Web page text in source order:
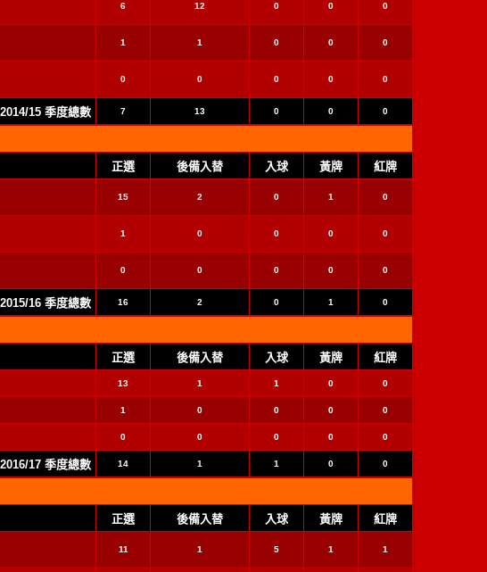
6 12 0 0 0
1 1 0 0 0
0 0 0 0 0
2014/15 季度總數 7 13 0 0 0
正選 後備入替 入球 黃牌
紅牌
15 2 0 1 0
1 0 0 0 0
0 0 0 0 0
2015/16 季度總數 16 2 0 1 0
正選 後備入替 入球 黃牌
紅牌
13 1 1 0 0
1 0 0 0 0
0 0 0 0 0
2016/17 季度總數 14 1 1 0 0
正選 後備入替 入球 黃牌
紅牌
11 1 5 1 1